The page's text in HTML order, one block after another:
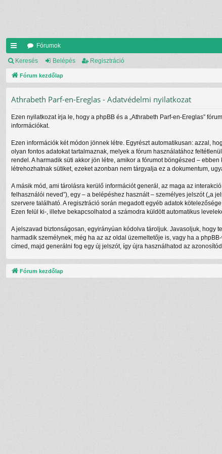
yo
rs
k
Fórumok
Keresés Belépés Regisztráció
Fórum kezdőlap
Athrabeth Parf-en-Ereglas - Adatvédelmi nyilatkozat
Ezen nyilatkozat írja le, hogy a phpBB és a „Athrabeth Parf-en-Ereglas”
információkat.
Ezen információk két módon jönnek létre. Egyrészt automatikusan: azzal,
olyan fontos adatokat tartalmaznak, melyek a fórum használatához
rendel. A harmadik süti akkor jön létre, amikor a fórumot böngészed –
létrehozhatnak sütiket, ezeket azonban nem tárgyalja ez a dokumentum,
A másik mód, ami tárolásra kerülő információt generál, az maga az
felhasználói neved”), egy – a belépéshez használt – személyes jelszót („a
szervere található. A regisztráció során megadott egyéb adatok
Ezen felül ki-, illetve bekapcsolhatod a számodra küldött automatikus
A jelszavad biztonságosan, egyirányúan kódolva tároljuk. Javasoljuk, hogy
harmadik személynek, még ha az az oldal üzemeltetője is, vagy ha a
címed, majd generálni fog egy új jelszót, így újra használhatod az azonosítód.
Fórum kezdőlap